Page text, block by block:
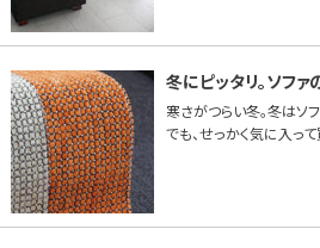
冬にピッタリ。ソフ
寒さがつらい冬。冬はソ
でも、せっかく気に入っ